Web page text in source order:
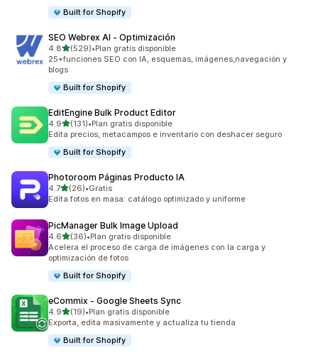
Built for Shopify
SEO Webrex AI ‑ Optimización
4.8de 5 estrellas
(529)
529 reseñas en total
•Plan gratis disponible
25+funciones SEO con IA, esquemas, imágenes,navegación y
blogs
Built for Shopify
EditEngine Bulk Product Editor
4.9de 5 estrellas
(131)
131 reseñas en total
•Plan gratis disponible
Edita precios, metacampos e inventario con deshacer seguro
Built for Shopify
Photoroom Páginas Producto IA
4.7de 5 estrellas
(26)
26 reseñas en total
•Gratis
Edita fotos en masa: catálogo optimizado y uniforme
PicManager Bulk Image Upload
4.6de 5 estrellas
(36)
36 reseñas en total
•Plan gratis disponible
Acelera el proceso de carga de imágenes con la carga y
optimización de fotos
Built for Shopify
eCommix ‑ Google Sheets Sync
4.9de 5 estrellas
(19)
19 reseñas en total
•Plan gratis disponible
Exporta, edita masivamente y actualiza tu tienda
Built for Shopify